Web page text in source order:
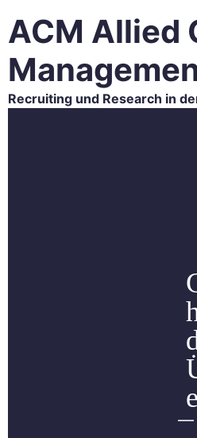
ACM Allied
Recruiting und Research in